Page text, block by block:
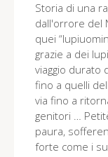
Storia di una
dall'orrore del
quei
grazie a dei
viaggio durato
fino a quelli
via fino a
genitori …
paura,
forte come i